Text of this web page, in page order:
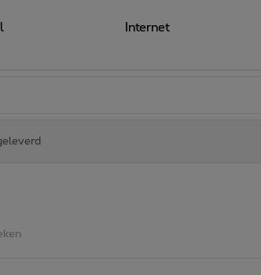
Internet